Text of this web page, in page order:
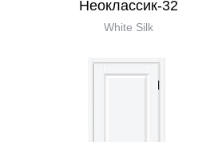
Неоклассик-32
White Silk